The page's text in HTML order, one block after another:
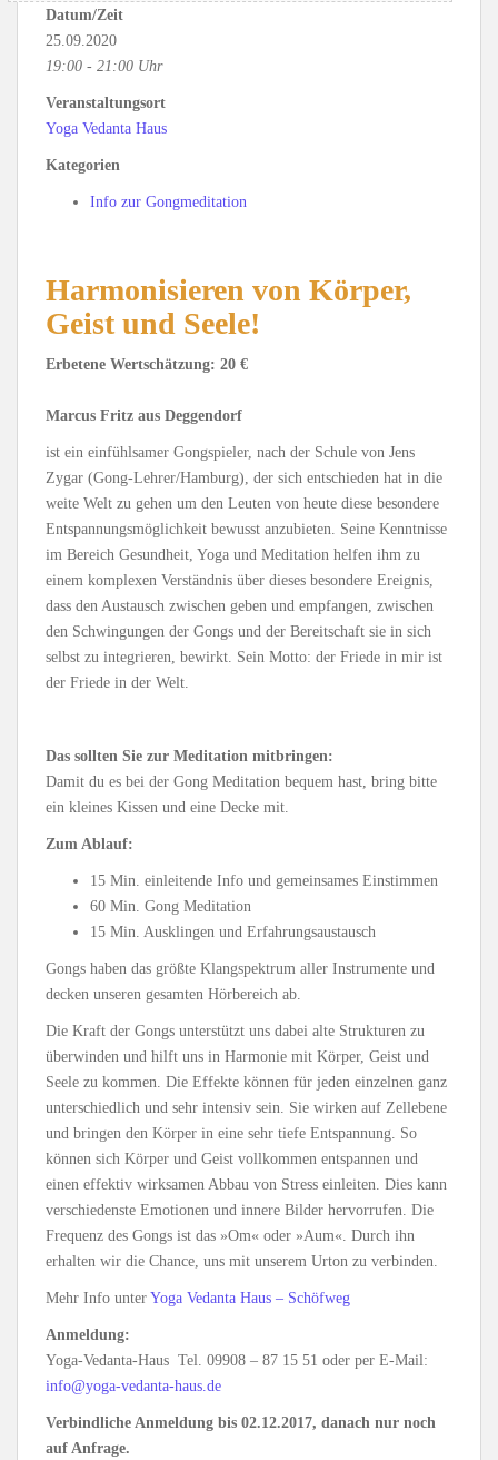
Datum/Zeit
25.09.2020
19:00 - 21:00 Uhr
Veranstaltungsort
Yoga Vedanta Haus
Kategorien
Info zur Gongmeditation
Harmonisieren von Körper,
Geist und Seele!
Erbetene Wertschätzung: 20 €
Marcus Fritz aus Deggendorf
ist ein einfühlsamer Gongspieler, nach der Schule von Jens
Zygar (Gong-Lehrer/Hamburg), der sich entschieden hat in die
weite Welt zu gehen um den Leuten von heute diese besondere
Entspannungsmöglichkeit bewusst anzubieten. Seine Kenntnisse
im Bereich Gesundheit, Yoga und Meditation helfen ihm zu
einem komplexen Verständnis über dieses besondere Ereignis,
dass den Austausch zwischen geben und empfangen, zwischen
den Schwingungen der Gongs und der Bereitschaft sie in sich
selbst zu integrieren, bewirkt. Sein Motto: der Friede in mir ist
der Friede in der Welt.
Das sollten Sie zur Meditation mitbringen:
Damit du es bei der Gong Meditation bequem hast, bring bitte
ein kleines Kissen und eine Decke mit.
Zum Ablauf:
15 Min. einleitende Info und gemeinsames Einstimmen
60 Min. Gong Meditation
15 Min. Ausklingen und Erfahrungsaustausch
Gongs haben das größte Klangspektrum aller Instrumente und
decken unseren gesamten Hörbereich ab.
Die Kraft der Gongs unterstützt uns dabei alte Strukturen zu
überwinden und hilft uns in Harmonie mit Körper, Geist und
Seele zu kommen. Die Effekte können für jeden einzelnen ganz
unterschiedlich und sehr intensiv sein. Sie wirken auf Zellebene
und bringen den Körper in eine sehr tiefe Entspannung. So
können sich Körper und Geist vollkommen entspannen und
einen effektiv wirksamen Abbau von Stress einleiten. Dies kann
verschiedenste Emotionen und innere Bilder hervorrufen. Die
Frequenz des Gongs ist das »Om« oder »Aum«. Durch ihn
erhalten wir die Chance, uns mit unserem Urton zu verbinden.
Mehr Info unter Yoga Vedanta Haus – Schöfweg
Anmeldung:
Yoga-Vedanta-Haus Tel. 09908 – 87 15 51 oder per E-Mail:
info@yoga-vedanta-haus.de
Verbindliche Anmeldung bis 02.12.2017, danach nur noch
auf Anfrage.